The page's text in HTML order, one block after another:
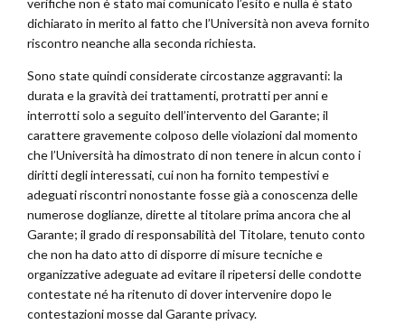
verifiche non è stato mai comunicato l’esito e nulla è stato
dichiarato in merito al fatto che l’Università non aveva fornito
riscontro neanche alla seconda richiesta.
Sono state quindi considerate circostanze aggravanti: la
durata e la gravità dei trattamenti, protratti per anni e
interrotti solo a seguito dell’intervento del Garante; il
carattere gravemente colposo delle violazioni dal momento
che l’Università ha dimostrato di non tenere in alcun conto i
diritti degli interessati, cui non ha fornito tempestivi e
adeguati riscontri nonostante fosse già a conoscenza delle
numerose doglianze, dirette al titolare prima ancora che al
Garante; il grado di responsabilità del Titolare, tenuto conto
che non ha dato atto di disporre di misure tecniche e
organizzative adeguate ad evitare il ripetersi delle condotte
contestate né ha ritenuto di dover intervenire dopo le
contestazioni mosse dal Garante privacy.